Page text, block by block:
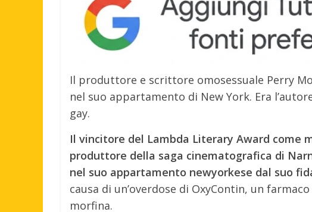
Il produttore e scrittore omosessuale Perry
nel suo appartamento di New York. Era
gay.
Il vincitore del Lambda Literary Award come
produttore della saga cinematografica di
nel suo appartamento newyorkese dal suo
causa di un’overdose di OxyContin, un
morfina.